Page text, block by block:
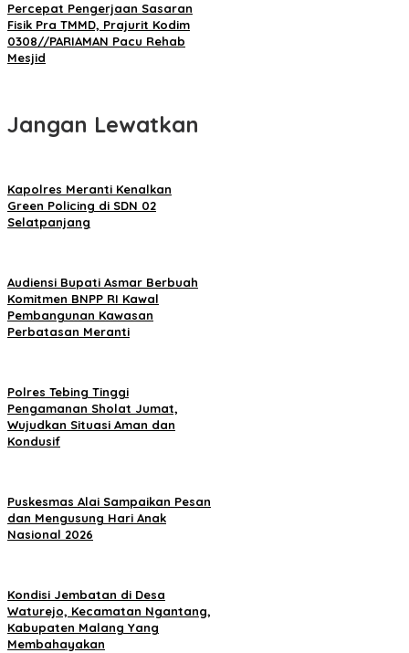
Percepat Pengerjaan Sasaran
Fisik Pra TMMD, Prajurit Kodim
0308//PARIAMAN Pacu Rehab
Mesjid
Jangan Lewatkan
Kapolres Meranti Kenalkan
Green Policing di SDN 02
Selatpanjang
Audiensi Bupati Asmar Berbuah
Komitmen BNPP RI Kawal
Pembangunan Kawasan
Perbatasan Meranti
Polres Tebing Tinggi
Pengamanan Sholat Jumat,
Wujudkan Situasi Aman dan
Kondusif
Puskesmas Alai Sampaikan Pesan
dan Mengusung Hari Anak
Nasional 2026
Kondisi Jembatan di Desa
Waturejo, Kecamatan Ngantang,
Kabupaten Malang Yang
Membahayakan